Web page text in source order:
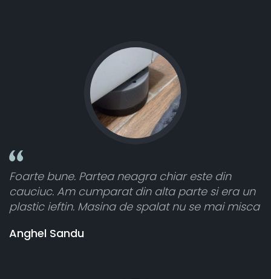
din
si era un
mai misca
Toate sunt foarte luminoase și
atât de bine în curtea din spate. A
cele 8 bucati dar una nu a funcționat,
banii pentru 1 bucata, Multumesc